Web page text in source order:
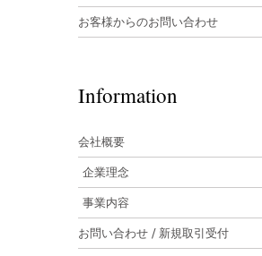
お客様からのお問い合わせ
Information
会社概要
企業理念
事業内容
お問い合わせ / 新規取引受付